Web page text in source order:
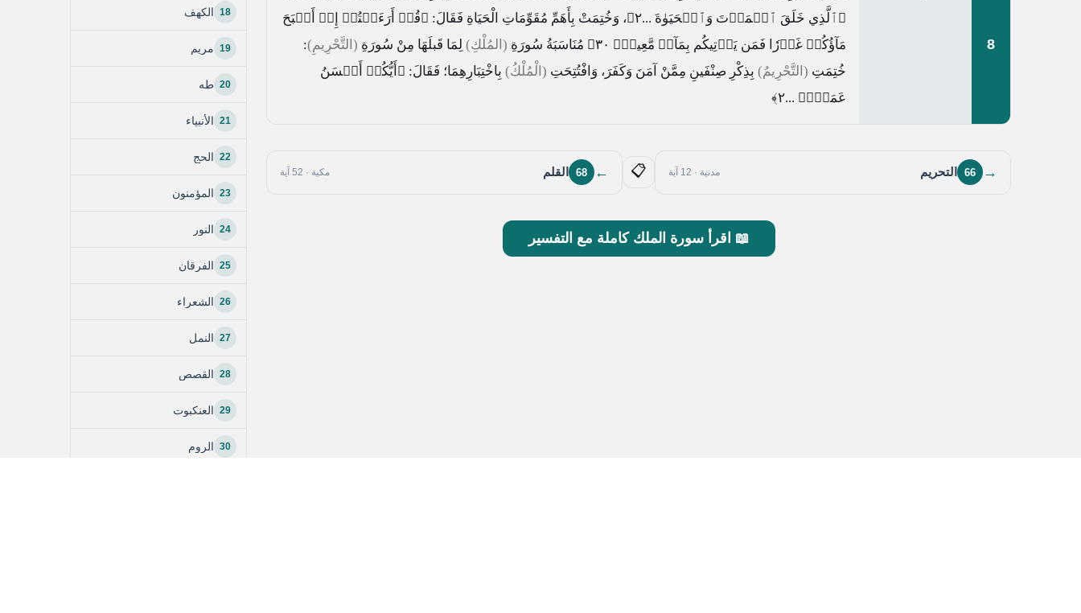
8
﴿ٱلَّذِي خَلَقَ ٱلۡمَوۡتَ وَٱلۡحَيَوٰةَ ...٢﴾
، وَخُتِمَتْ بِأَهَمِّ مُقَوِّمَاتِ الْحَيَاةِ فَقَالَ: ﴿قُلۡ أَرَءَيۡتُمۡ إِنۡ أَصۡبَحَ
مَآؤُكُمۡ غَوۡرٗا فَمَن يَأۡتِيكُم بِمَآءٖ مَّعِينِۭ ٣٠﴾
مُنَاسَبَةُ سُورَةِ (المُلْكِ) لِمَا قَبلَهَا مِنْ سُورَةِ (التَّحْرِيمِ):
خُتِمَتِ (التَّحْرِيمُ) بِذِكْرِ صِنْفَينِ مِمَّنْ آمَنَ وَكَفَرَ، وَافْتُتِحَتِ (الْمُلْكُ) بِاخْتِبَارِهِمَا؛ فَقَالَ: ﴿أَيُّكُمۡ أَحۡسَنُ
عَمَلٗاۚ ...٢﴾
→
66 التحريم مدنية · 12 آية 📋
←
68 القلم مكية · 52 آية
📖 اقرأ سورة الملك كاملة مع التفسير
18 الكهف
19 مريم
20 طه
21 الأنبياء
22 الحج
23 المؤمنون
24 النور
25 الفرقان
26 الشعراء
27 النمل
28 القصص
29 العنكبوت
30 الروم